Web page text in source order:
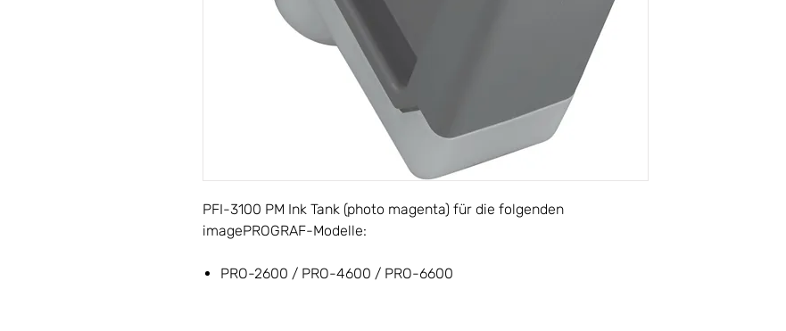
PFI-3100 PM Ink Tank (photo magenta) für die folgenden
imagePROGRAF-Modelle:
PRO-2600 / PRO-4600 / PRO-6600